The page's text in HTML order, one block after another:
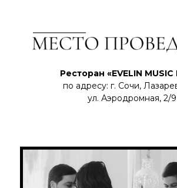
Ресторан «EVELIN MUSIC
по адресу: г. Сочи,
ул. Аэродромная, 2/9